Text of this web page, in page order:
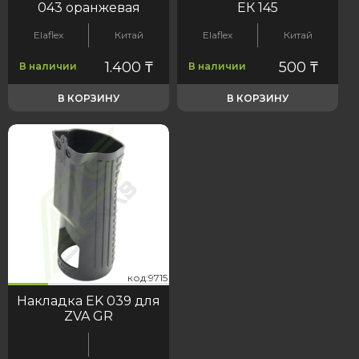
043 оранжевая
Elaflex Китай
В наличии 1.400 ₸
В КОРЗИНУ
ЕК 145
Elaflex Китай
В наличии 500 ₸
В КОРЗИНУ
код:9715
Накладка EK 039 для
ZVA GR